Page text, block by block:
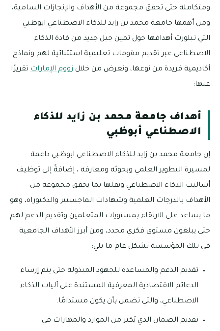
ومتكاملة حتى تحقق مجموعة من الأهداف والإنجازات السامية،
ومن أهمها جامعة محمد بن زايد للذكاء الاصطناعي ابوظبي
التي تبلورت أهدافها حول تمين جيل جديد من قادة الذكاء
الاصطناعي عبر تقديم مقومات تعليمية استثنائية لهم ونماذج
أكاديمية فريدة من نوعها، ونعرض من خلال زووم الإمارات تقريرًا
عنها:
أهداف جامعة محمد بن زايد للذكاء
الاصطناعي أبوظبي
إن جامعة محمد بن زايد للذكاء الاصطناعي ابوظبي داعمة
لمسيرة التطوير العلمي وبحوثه ومعارفه ، إضافةً إلى توظيف
أساليب الذكاء الاصطناعي ونقلها بما يحقق مجموعة من
الأهداف بالدرجات العلمية وشهادات الماجستير والدكتوراه، وهو
ما يساعد على الارتقاء بمستويات المتعلمين وتقديم الدعم لهم
حتى يبلغون مستوى فكري محدد، ومن أبرز الأهداف الجامعية
في تلك المؤسسة بشكل عام ما يلي:
تقديم الدعم والمساعدة للجهود المبذولة حتى يتم إرساء
الدعائم الاقتصادية المعرفية المستندة على آليات الذكاء
الاصطناعي، والتي تضمن بأن يكون مستدامًا.
تقديم الضمان الذي يُكثر من الموارد والمهارات في